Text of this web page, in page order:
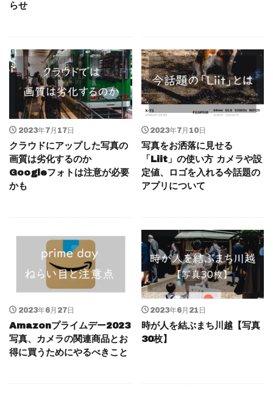
らせ
2023年7月17日
クラウドにアップした写真の
画質は劣化するのか
Googleフォトは注意が必要
かも
2023年7月10日
写真をお洒落に見せる
「Liit」の使い方 カメラや設
定値、ロゴを入れる今話題の
アプリについて
2023年6月27日
Amazonプライムデー2023
写真、カメラの関連商品とお
得に買うためにやるべきこと
2023年6月21日
時が人を結ぶまち川越【写真
30枚】